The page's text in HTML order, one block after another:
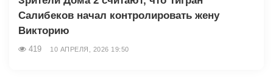
Салибеков начал контролировать жену
Викторию
419 10 АПРЕЛЯ, 2026 19:50